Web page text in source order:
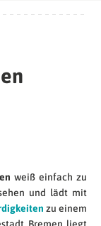
weiß einfach zu
und lädt mit
zu einem